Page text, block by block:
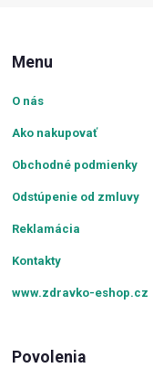
Menu
O nás
Ako nakupovať
Obchodné podmienky
Odstúpenie od zmluvy
Reklamácia
Kontakty
www.zdravko-eshop.cz
Povolenia